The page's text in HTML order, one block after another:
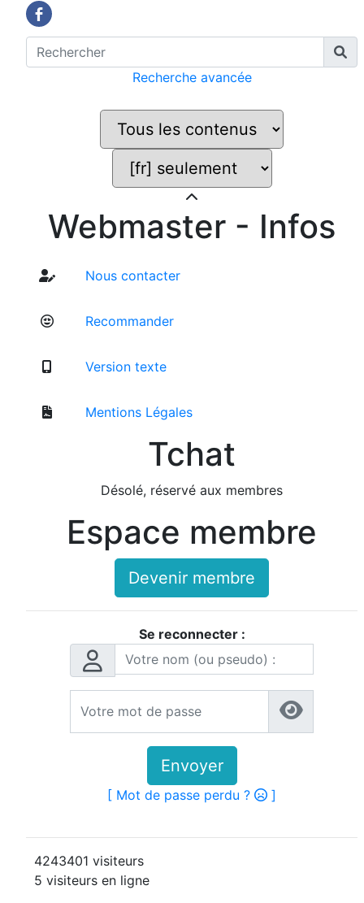
Recherche avancée
Webmaster - Infos
Nous contacter
Recommander
Version texte
Mentions Légales
Tchat
Désolé, réservé aux membres
Espace membre
Devenir membre
Se reconnecter :
Envoyer
[ Mot de passe perdu ? ]
4243401 visiteurs
5 visiteurs en ligne